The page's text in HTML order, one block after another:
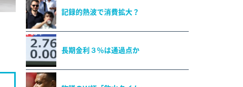
記録的熱波で消費拡大？
長期金利３％は通過点か